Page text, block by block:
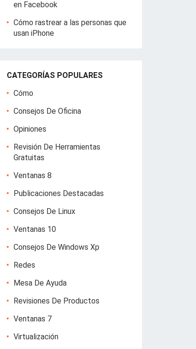
en Facebook
Cómo rastrear a las personas que
usan iPhone
CATEGORÍAS POPULARES
Cómo
Consejos De Oficina
Opiniones
Revisión De Herramientas
Gratuitas
Ventanas 8
Publicaciones Destacadas
Consejos De Linux
Ventanas 10
Consejos De Windows Xp
Redes
Mesa De Ayuda
Revisiones De Productos
Ventanas 7
Virtualización